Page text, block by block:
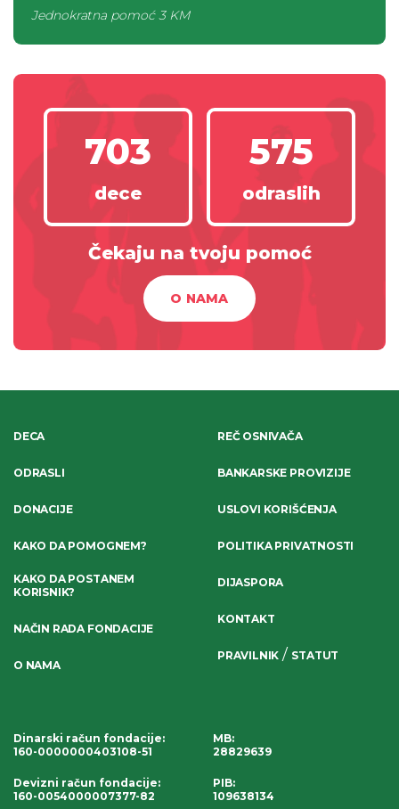
Jednokratna pomoć3 KM
703
dece
575
odraslih
Čekaju na tvoju pomoć
O NAMA
DECA
ODRASLI
DONACIJE
KAKO DA POMOGNEM?
KAKO DA POSTANEM
KORISNIK?
NAČIN RADA FONDACIJE
O NAMA
REČ OSNIVAČA
BANKARSKE PROVIZIJE
USLOVI KORIŠĆENJA
POLITIKA PRIVATNOSTI
DIJASPORA
KONTAKT
PRAVILNIK / STATUT
Dinarski račun fondacije:
160-0000000403108-51
Devizni račun fondacije:
160-0054000007377-82
MB:
28829639
PIB:
109638134